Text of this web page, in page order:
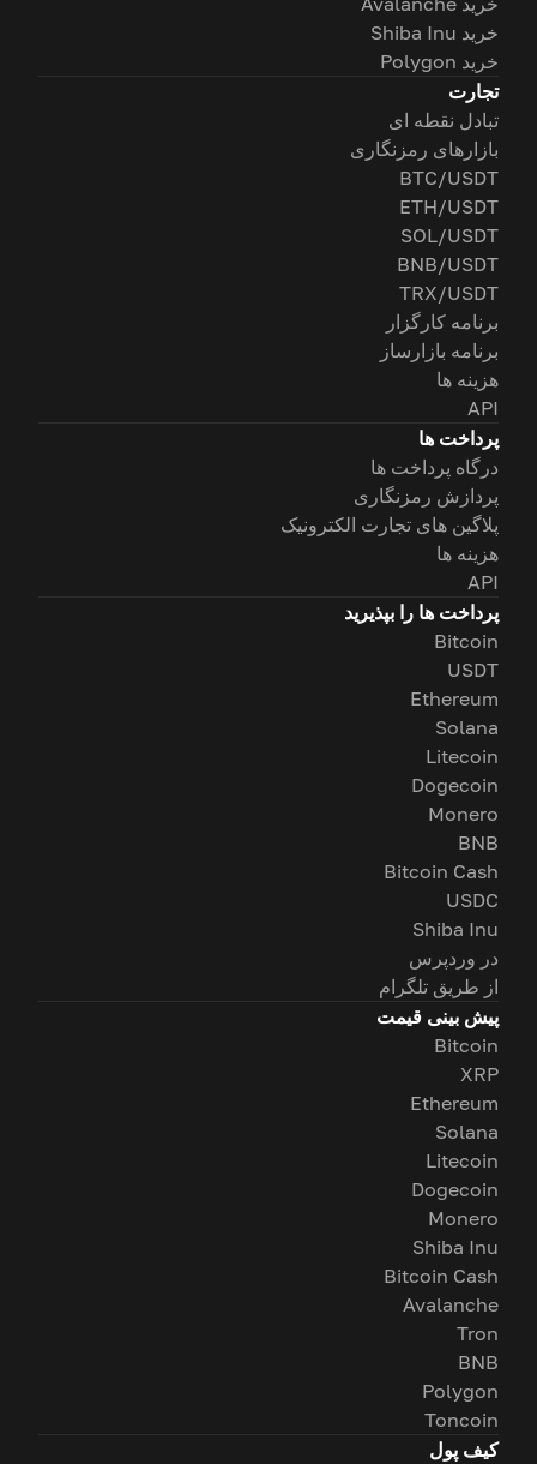
خرید Shiba Inu
خرید Polygon
تجارت
تبادل نقطه ای
بازارهای رمزنگاری
BTC/USDT
ETH/USDT
SOL/USDT
BNB/USDT
TRX/USDT
برنامه کارگزار
برنامه بازارساز
هزینه ها
API
پرداخت ها
درگاه پرداخت ها
پردازش رمزنگاری
پلاگین های تجارت الکترونیک
هزینه ها
API
پرداخت ها را بپذیرید
Bitcoin
USDT
Ethereum
Solana
Litecoin
Dogecoin
Monero
BNB
Bitcoin Cash
USDC
Shiba Inu
در وردپرس
از طریق تلگرام
پیش بینی قیمت
Bitcoin
XRP
Ethereum
Solana
Litecoin
Dogecoin
Monero
Shiba Inu
Bitcoin Cash
Avalanche
Tron
BNB
Polygon
Toncoin
کیف پول